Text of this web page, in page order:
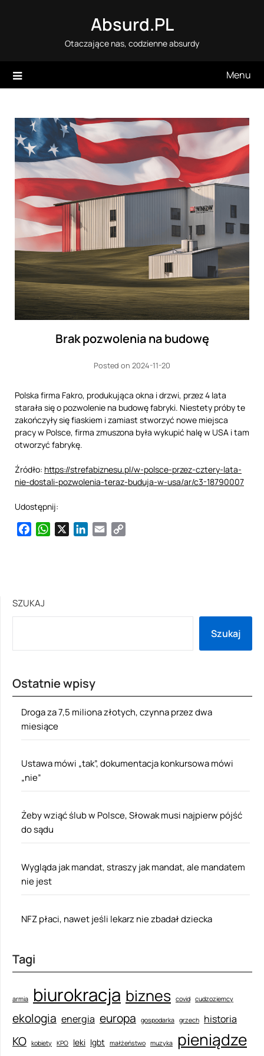
Absurd.PL
Otaczające nas, codzienne absurdy
Menu
Brak pozwolenia na budowę
Posted on 2024-11-20
Polska firma Fakro, produkująca okna i drzwi, przez 4 lata
starała się o pozwolenie na budowę fabryki. Niestety próby te
zakończyły się fiaskiem i zamiast stworzyć nowe miejsca
pracy w Polsce, firma zmuszona była wykupić halę w USA i tam
otworzyć fabrykę.
Źródło: https://strefabiznesu.pl/w-polsce-przez-cztery-lata-
nie-dostali-pozwolenia-teraz-buduja-w-usa/ar/c3-18790007
Udostępnij:
FacebookWhatsAppLinkedIn
Email
SZUKAJ
Szukaj
Ostatnie wpisy
Droga za 7,5 miliona złotych, czynna przez dwa
miesiące
Ustawa mówi „tak”, dokumentacja konkursowa mówi
„nie”
Żeby wziąć ślub w Polsce, Słowak musi najpierw pójść
do sądu
Wygląda jak mandat, straszy jak mandat, ale mandatem
nie jest
NFZ płaci, nawet jeśli lekarz nie zbadał dziecka
Tagi
armia biurokracja biznes covid cudzoziemcy
ekologia energia europa gospodarka grzech historia
KO kobiety KPO leki lgbt małżeństwo muzyka pieniądze